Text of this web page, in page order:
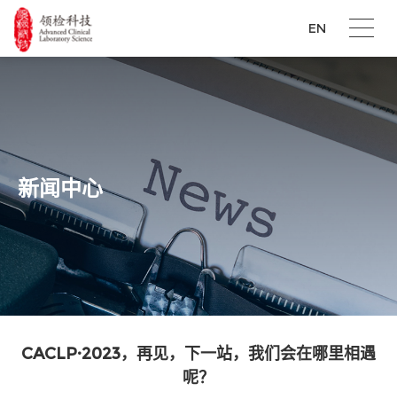
EN
新闻中心
CACLP·2023，再见，下一站，我们会在哪里相遇
呢？